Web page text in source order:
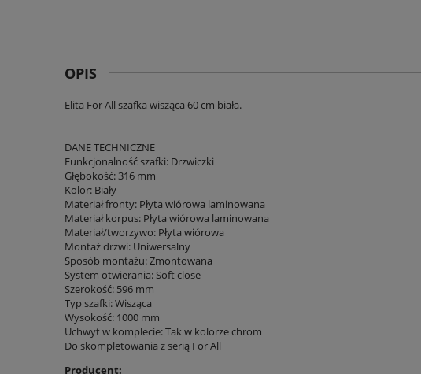
OPIS
Elita For All szafka wisząca 60 cm biała.
DANE TECHNICZNE
Funkcjonalność szafki: Drzwiczki
Głębokość: 316 mm
Kolor: Biały
Materiał fronty: Płyta wiórowa laminowana
Materiał korpus: Płyta wiórowa laminowana
Materiał/tworzywo: Płyta wiórowa
Montaż drzwi: Uniwersalny
Sposób montażu: Zmontowana
System otwierania: Soft close
Szerokość: 596 mm
Typ szafki: Wisząca
Wysokość: 1000 mm
Uchwyt w komplecie: Tak w kolorze chrom
Do skompletowania z serią For All
Producent: